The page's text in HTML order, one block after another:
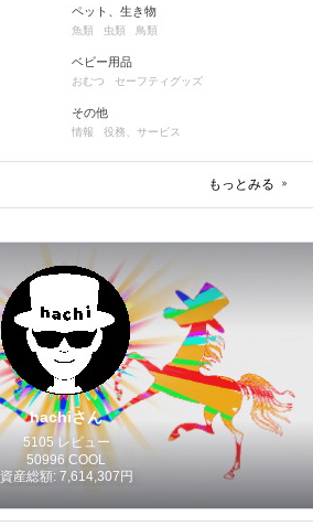
ペット、生き物
魚類 虫類 鳥類
ベビー用品
おむつ セーフティグッズ
その他
情報 役務、サービス
もっとみる
hachiさん
5105 レビュー
50996 COOL
資産総額: 7,614,307円